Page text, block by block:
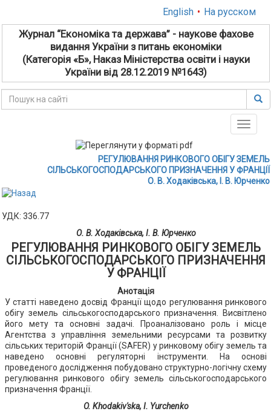
English • На русском
Журнал “Економіка та держава” - наукове фахове
видання України з питань економіки
(Категорія «Б», Наказ Міністерства освіти і науки
України від 28.12.2019 №1643)
Toggle
РЕГУЛЮВАННЯ РИНКОВОГО ОБІГУ ЗЕМЕЛЬ
СІЛЬСЬКОГОСПОДАРСЬКОГО ПРИЗНАЧЕННЯ У ФРАНЦІЇ
О. В. Ходаківська, І. В. Юрченко
УДК: 336.77
О. В. Ходаківська, І. В. Юрченко
РЕГУЛЮВАННЯ РИНКОВОГО ОБІГУ ЗЕМЕЛЬ
СІЛЬСЬКОГОСПОДАРСЬКОГО ПРИЗНАЧЕННЯ
У ФРАНЦІЇ
Анотація
У статті наведено досвід Франції щодо регулювання ринкового
обігу земель сільськогосподарського призначення. Висвітлено
його мету та основні задачі. Проаналізовано роль і місце
Агентства з управління земельними ресурсами та розвитку
сільських територій Франції (SAFER) у ринковому обігу земель та
наведено основні регуляторні інструменти. На основі
проведеного дослідження побудовано структурно-логічну схему
регулювання ринкового обігу земель сільськогосподарського
призначення Франції.
O. Khodakіv'ska, I. Yurchenko